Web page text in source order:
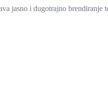
jasno i dugotrajno brendiranje